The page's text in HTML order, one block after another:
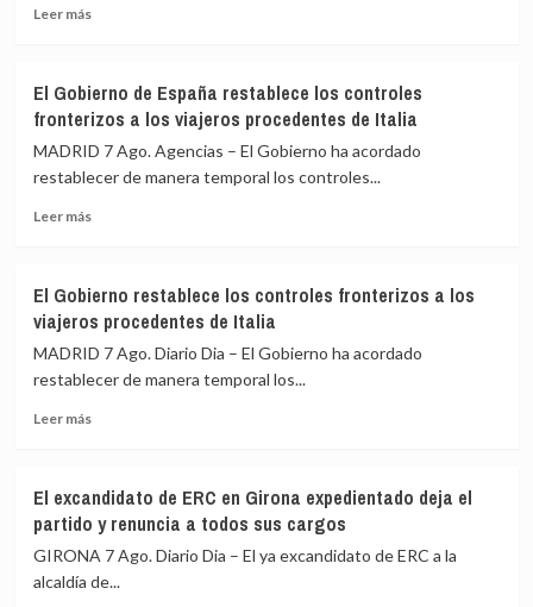
latinoamericanos
Cumbre
de
Madrid
Leer másLeer
VI
y
De
escenifican
«fraternidad»
de
España
El Gobierno de España restablece los controles
fronterizos a los viajeros procedentes de Italia
MADRID 7 Ago. Agencias – El Gobierno ha acordado
restablecer de manera temporal los controles...
Leer másLeer
Gobierno
de
España
restablece
controles
viajeros
procedentes
de
Italia
El Gobierno restablece los controles fronterizos a los
viajeros procedentes de Italia
MADRID 7 Ago. Diario Dia – El Gobierno ha acordado
restablecer de manera temporal los...
Leer másLeer
Gobierno
restablece
los
controles
El excandidato de ERC en Girona expedientado deja el
partido y renuncia a todos sus cargos
GIRONA 7 Ago. Diario Dia – El ya excandidato de ERC a la
alcaldía de...